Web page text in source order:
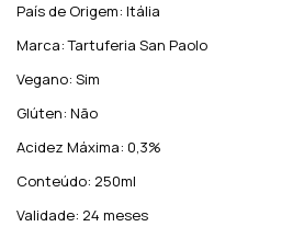
País de Origem: Itália
Marca: Tartuferia San Paolo
Vegano: Sim
Glúten: Não
Acidez Máxima: 0,3%
Conteúdo: 250ml
Validade: 24 meses